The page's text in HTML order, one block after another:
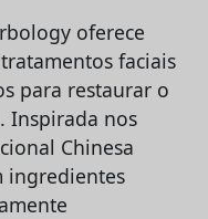
oferece
faciais
para restaurar o
Inspirada nos
Chinesa
ingredientes